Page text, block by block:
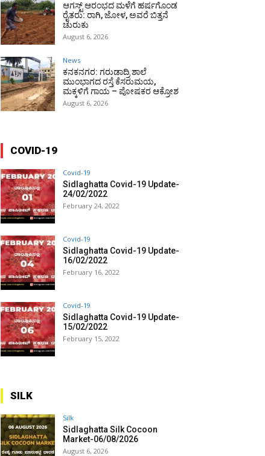
ಆಗಸ್ಟ್ ಆರಂಭದ ಮಳೆಗೆ ಹರ್ಷಗೊಂಡ
ರೈತರು: ರಾಗಿ, ಜೋಳ, ಅವರೆ ಬಿತ್ತನೆ
ಚುರುಕು
August 6, 2026
News
ಕನಕನಗರ: ಗರುಡಾದ್ರಿ ಶಾಲೆ
ಮುಂಭಾಗದ ರಸ್ತೆ ಕೆಸರುಮಯ,
ಮಕ್ಕಳಿಗೆ ಗಾಯ – ಪೋಷಕರ ಆಕ್ರೋಶ
August 6, 2026
COVID-19
Covid-19
Sidlaghatta Covid-19 Update-
24/02/2022
February 24, 2022
Covid-19
Sidlaghatta Covid-19 Update-
16/02/2022
February 16, 2022
Covid-19
Sidlaghatta Covid-19 Update-
15/02/2022
February 15, 2022
SILK
Silk
Sidlaghatta Silk Cocoon
Market-06/08/2026
August 6, 2026